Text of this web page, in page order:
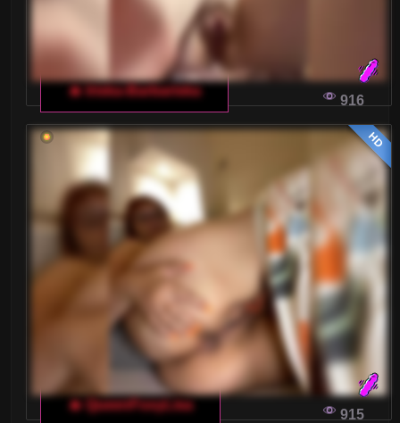
🔥 Iriska-Barbariska
916
HD
🔥 QueenFoxyLisa
915